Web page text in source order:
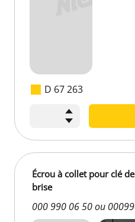
D 67 263
Écrou à collet pour clé
brise
000 990 06 50 ou